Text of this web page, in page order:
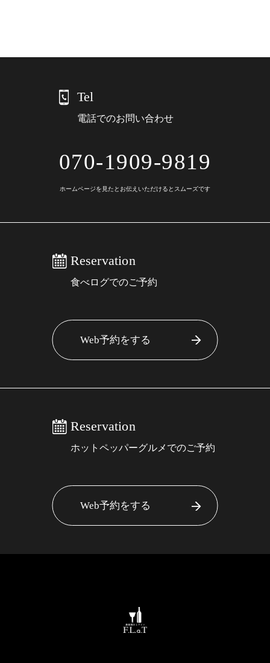
Tel
電話でのお問い合わせ
070-1909-9819
ホームページを見たとお伝えいただけるとスムーズです
Reservation
食べログでのご予約
Web予約をする
Reservation
ホットペッパーグルメでのご予約
Web予約をする